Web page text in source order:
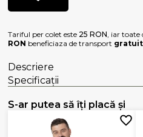
Tariful per colet este 25 RON, iar toate
RON beneficiaza de transport
Descriere
Specificații
S-ar putea să îți placă și